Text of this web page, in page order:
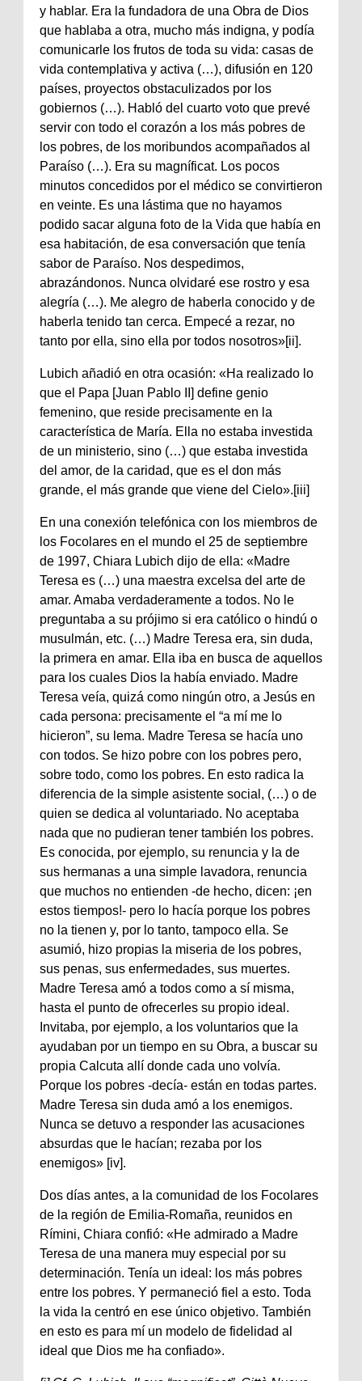
y hablar. Era la fundadora de una Obra de Dios
que hablaba a otra, mucho más indigna, y podía
comunicarle los frutos de toda su vida: casas de
vida contemplativa y activa (…), difusión en 120
países, proyectos obstaculizados por los
gobiernos (…). Habló del cuarto voto que prevé
servir con todo el corazón a los más pobres de
los pobres, de los moribundos acompañados al
Paraíso (…). Era su magníficat. Los pocos
minutos concedidos por el médico se convirtieron
en veinte. Es una lástima que no hayamos
podido sacar alguna foto de la Vida que había en
esa habitación, de esa conversación que tenía
sabor de Paraíso. Nos despedimos,
abrazándonos. Nunca olvidaré ese rostro y esa
alegría (…). Me alegro de haberla conocido y de
haberla tenido tan cerca. Empecé a rezar, no
tanto por ella, sino ella por todos nosotros»[ii].
Lubich añadió en otra ocasión: «Ha realizado lo
que el Papa [Juan Pablo II] define genio
femenino, que reside precisamente en la
característica de María. Ella no estaba investida
de un ministerio, sino (…) que estaba investida
del amor, de la caridad, que es el don más
grande, el más grande que viene del Cielo».[iii]
En una conexión telefónica con los miembros de
los Focolares en el mundo el 25 de septiembre
de 1997, Chiara Lubich dijo de ella: «Madre
Teresa es (…) una maestra excelsa del arte de
amar. Amaba verdaderamente a todos. No le
preguntaba a su prójimo si era católico o hindú o
musulmán, etc. (…) Madre Teresa era, sin duda,
la primera en amar. Ella iba en busca de aquellos
para los cuales Dios la había enviado. Madre
Teresa veía, quizá como ningún otro, a Jesús en
cada persona: precisamente el “a mí me lo
hicieron”, su lema. Madre Teresa se hacía uno
con todos. Se hizo pobre con los pobres pero,
sobre todo, como los pobres. En esto radica la
diferencia de la simple asistente social, (…) o de
quien se dedica al voluntariado. No aceptaba
nada que no pudieran tener también los pobres.
Es conocida, por ejemplo, su renuncia y la de
sus hermanas a una simple lavadora, renuncia
que muchos no entienden -de hecho, dicen: ¡en
estos tiempos!- pero lo hacía porque los pobres
no la tienen y, por lo tanto, tampoco ella. Se
asumió, hizo propias la miseria de los pobres,
sus penas, sus enfermedades, sus muertes.
Madre Teresa amó a todos como a sí misma,
hasta el punto de ofrecerles su propio ideal.
Invitaba, por ejemplo, a los voluntarios que la
ayudaban por un tiempo en su Obra, a buscar su
propia Calcuta allí donde cada uno volvía.
Porque los pobres -decía- están en todas partes.
Madre Teresa sin duda amó a los enemigos.
Nunca se detuvo a responder las acusaciones
absurdas que le hacían; rezaba por los
enemigos» [iv].
Dos días antes, a la comunidad de los Focolares
de la región de Emilia-Romaña, reunidos en
Rímini, Chiara confió: «He admirado a Madre
Teresa de una manera muy especial por su
determinación. Tenía un ideal: los más pobres
entre los pobres. Y permaneció fiel a esto. Toda
la vida la centró en ese único objetivo. También
en esto es para mí un modelo de fidelidad al
ideal que Dios me ha confiado».